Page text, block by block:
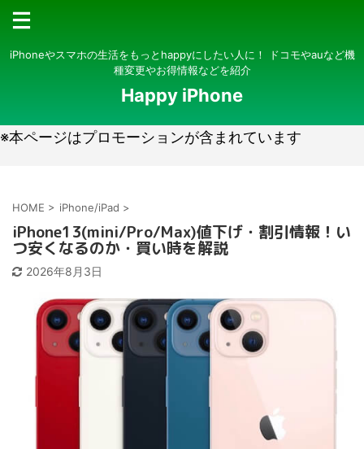
iPhoneやスマホの生活をもっとhappyにしたい人に！ ドコモやauなど機
種変更やお得情報などを紹介
Happy iPhone
※本ページはプロモーションが含まれています
HOME > iPhone/iPad >
iPhone13(mini/Pro/Max)値下げ・割引情報！い
つ安くなるのか・買い時を解説
2026年8月3日